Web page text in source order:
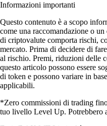
Informazioni importanti
Questo contenuto è a scopo
come una raccomandazione o
di criptovalute comporta rischi,
mercato. Prima di decidere di
al rischio. Premi, riduzioni delle
questo articolo possono essere
di token e possono variare in
applicabili.
*Zero commissioni di trading
tuo livello Level Up. Potrebbero